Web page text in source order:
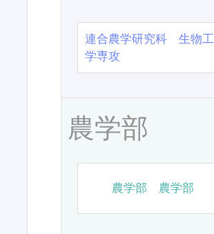
連合農学研究科 生物工
学専攻
農学部
農学部 農学部